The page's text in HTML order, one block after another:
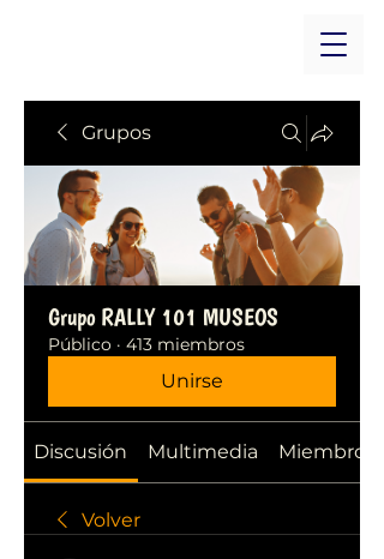
Grupos
Grupo RALLY 101 MUSEOS
Público · 413 miembros
Unirse
Discusión Multimedia Miembros
Volver